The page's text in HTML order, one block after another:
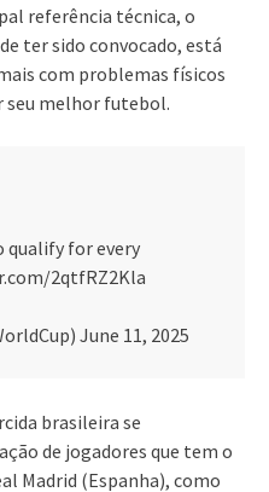
referência técnica, o
ter sido convocado, está
com problemas físicos
seu melhor futebol.
for every
2qtfRZ2Kla
June 11, 2025
brasileira se
de jogadores que tem o
Madrid (Espanha), como